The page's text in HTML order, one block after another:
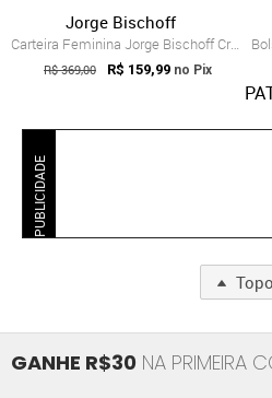
Jorge Bischoff
Carteira Feminina Jorge Bischoff Croco Verde
R$ 369,00 R$ 159,99 no Pix
PUBLICIDADE
Topo
GANHE R$30 NA PRIMEIRA